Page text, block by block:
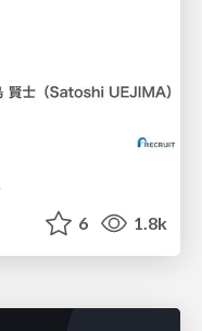
6 1.8k